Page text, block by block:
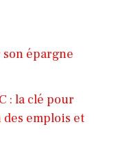
épargne
: la clé pour
emplois et